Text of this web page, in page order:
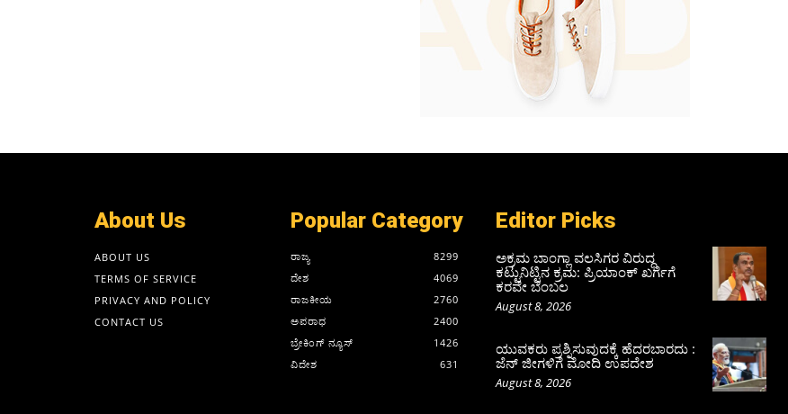
About Us
ABOUT US
TERMS OF SERVICE
PRIVACY AND POLICY
CONTACT US
Popular Category
ರಾಜ್ಯ
8299
ದೇಶ
4069
ರಾಜಕೀಯ
2760
ಅಪರಾಧ
2400
ಬ್ರೇಕಿಂಗ್ ನ್ಯೂಸ್
1426
ವಿದೇಶ
631
Editor Picks
ಅಕ್ರಮ ಬಾಂಗ್ಲಾ ವಲಸಿಗರ ವಿರುದ್ಧ
ಕಟ್ಟುನಿಟ್ಟಿನ ಕ್ರಮ: ಪ್ರಿಯಾಂಕ್ ಖರ್ಗೆಗೆ
ಕರವೇ ಬೆಂಬಲ
August 8, 2026
ಯುವಕರು ಪ್ರಶ್ನಿಸುವುದಕ್ಕೆ ಹೆದರಬಾರದು :
ಜೆನ್‌ ಜೀಗಳಿಗೆ ಮೋದಿ ಉಪದೇಶ
August 8, 2026